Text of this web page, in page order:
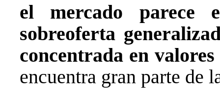
el mercado parece
sobreoferta
concentrada en valores
encuentra gran parte de